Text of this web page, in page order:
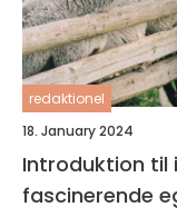
redaktionel
18. January 2024
Introduktion til
fascinerende